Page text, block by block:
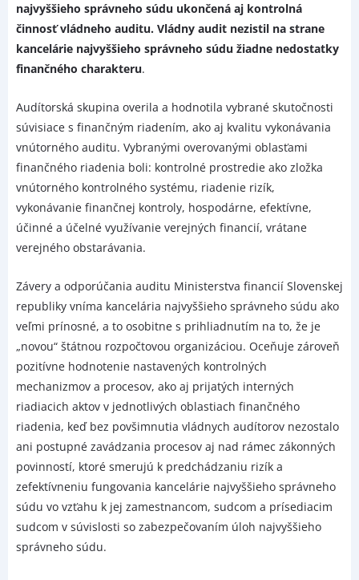
najvyššieho správneho súdu ukončená aj kontrolná
činnosť vládneho auditu. Vládny audit nezistil na strane
kancelárie najvyššieho správneho súdu žiadne nedostatky
finančného charakteru.
Audítorská skupina overila a hodnotila vybrané skutočnosti
súvisiace s finančným riadením, ako aj kvalitu vykonávania
vnútorného auditu. Vybranými overovanými oblasťami
finančného riadenia boli: kontrolné prostredie ako zložka
vnútorného kontrolného systému, riadenie rizík,
vykonávanie finančnej kontroly, hospodárne, efektívne,
účinné a účelné využívanie verejných financií, vrátane
verejného obstarávania.
Závery a odporúčania auditu Ministerstva financií Slovenskej
republiky vníma kancelária najvyššieho správneho súdu ako
veľmi prínosné, a to osobitne s prihliadnutím na to, že je
„novou“ štátnou rozpočtovou organizáciou. Oceňuje zároveň
pozitívne hodnotenie nastavených kontrolných
mechanizmov a procesov, ako aj prijatých interných
riadiacich aktov v jednotlivých oblastiach finančného
riadenia, keď bez povšimnutia vládnych audítorov nezostalo
ani postupné zavádzania procesov aj nad rámec zákonných
povinností, ktoré smerujú k predchádzaniu rizík a
zefektívneniu fungovania kancelárie najvyššieho správneho
súdu vo vzťahu k jej zamestnancom, sudcom a prísediacim
sudcom v súvislosti so zabezpečovaním úloh najvyššieho
správneho súdu.